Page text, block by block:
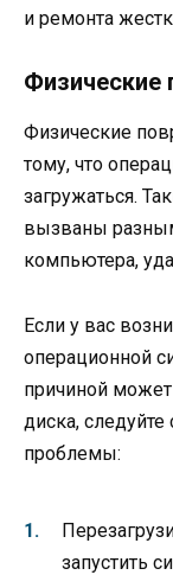
и ремонта
Физические
Физические
тому, что
загружаться.
вызваны
компьютера,
Если у вас
операционной
причиной
диска,
проблемы:
запустить